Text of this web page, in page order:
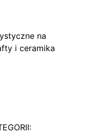
na
i ceramika